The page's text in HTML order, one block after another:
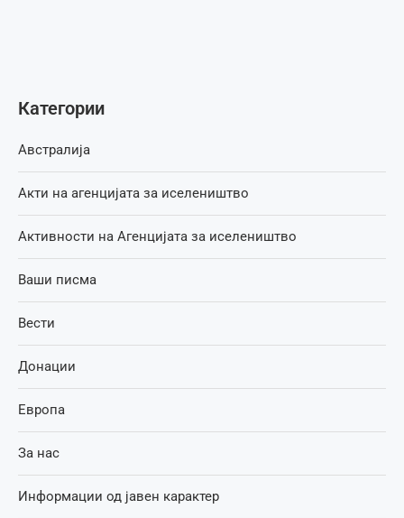
Категории
Австралија
Акти на агенцијата за иселеништво
Активности на Агенцијата за иселеништво
Ваши писма
Вести
Донации
Европа
За нас
Информации од јавен карактер